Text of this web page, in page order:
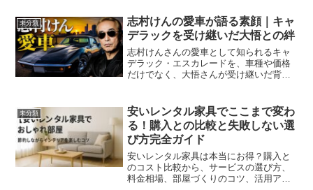
すく解説します。
未分類
志村けんの愛車が語る素顔｜キャ
デラックを受け継いだ大悟との絆
志村けんさんの愛車として知られるキャ
デラック・エスカレードを、車種や価格
だけでなく、大悟さんが受け継いだ背
説します。
未分類
安いレンタル家具でここまで変わ
る！購入との比較と失敗しない選
び方完全ガイド
安いレンタル家具は本当にお得？購入と
のコスト比較から、サービスの選び方、
料金相場、部屋づくりのコツ、活用アイ